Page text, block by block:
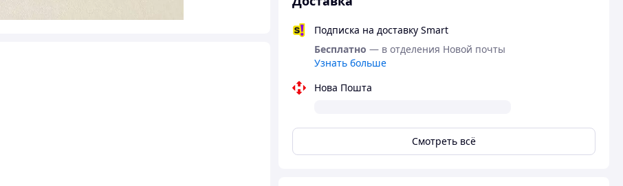
Подписка на доставку Smart
Бесплатно — в отделения Новой почты
Узнать больше
Нова Пошта
Смотреть всё